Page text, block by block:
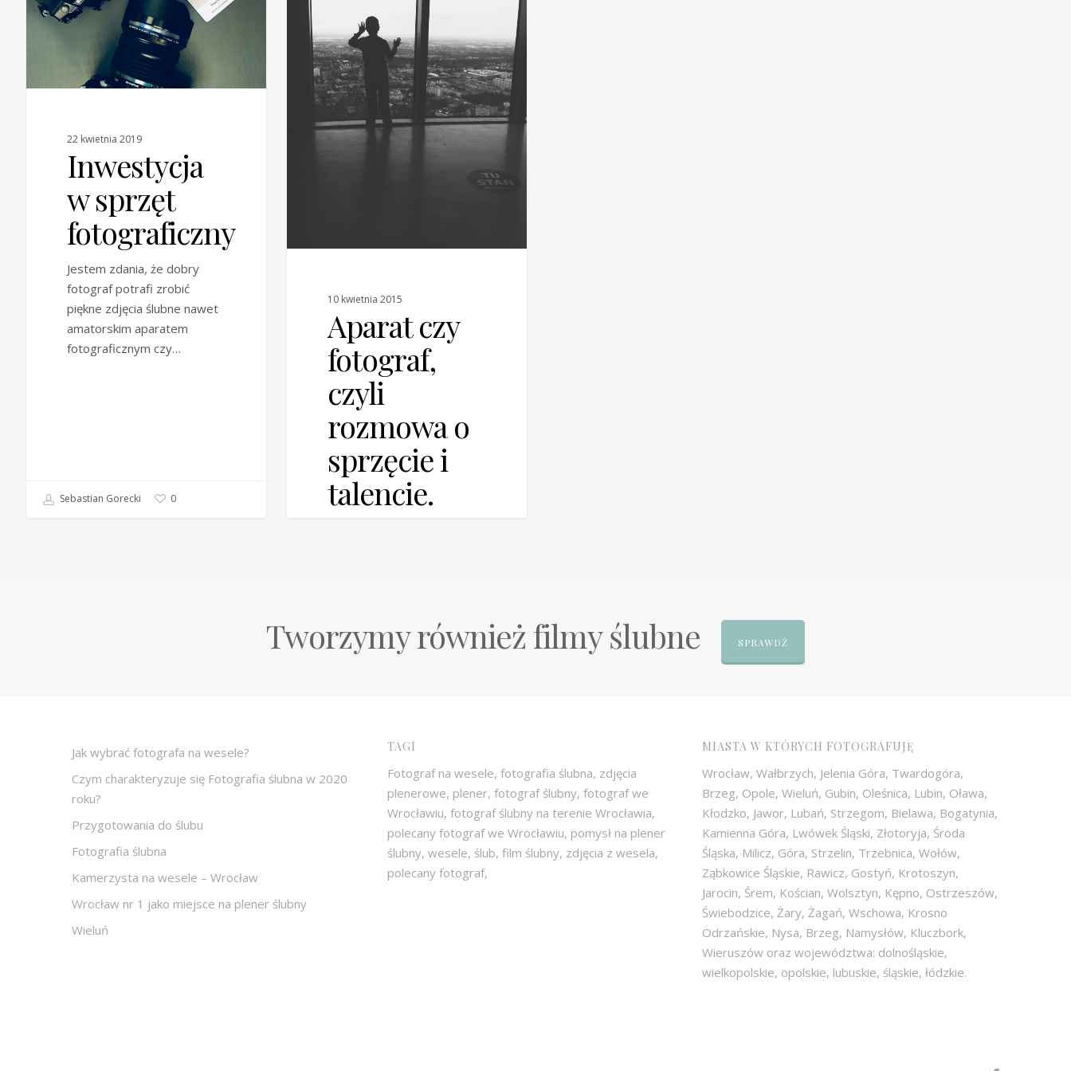
22 kwietnia 2019
Inwestycja
w sprzęt
fotograficzny
Jestem zdania, że dobry
fotograf potrafi zrobić
piękne zdjęcia ślubne nawet
amatorskim aparatem
fotograficznym czy…
Sebastian Gorecki 0
10 kwietnia 2015
Aparat czy
fotograf,
czyli
rozmowa o
sprzęcie i
talencie.
Sebastian Gorecki
Tworzymy również filmy ślubne SPRAWDŹ
Jak wybrać fotografa na wesele?
Czym charakteryzuje się Fotografia ślubna w 2020
roku?
Przygotowania do ślubu
Fotografia ślubna
Kamerzysta na wesele – Wrocław
Wrocław nr 1 jako miejsce na plener ślubny
Wieluń
TAGI
Fotograf na wesele, fotografia ślubna, zdjęcia
plenerowe, plener, fotograf ślubny, fotograf we
Wrocławiu, fotograf ślubny na terenie Wrocławia,
polecany fotograf we Wrocławiu, pomysł na plener
ślubny, wesele, ślub, film ślubny, zdjęcia z wesela,
polecany fotograf,
MIASTA W KTÓRYCH FOTOGRAFUJĘ
Wrocław, Wałbrzych, Jelenia Góra, Twardogóra,
Brzeg, Opole, Wieluń, Gubin, Oleśnica, Lubin, Oława,
Kłodzko, Jawor, Lubań, Strzegom, Bielawa, Bogatynia,
Kamienna Góra, Lwówek Śląski, Złotoryja, Środa
Śląska, Milicz, Góra, Strzelin, Trzebnica, Wołów,
Ząbkowice Śląskie, Rawicz, Gostyń, Krotoszyn,
Jarocin, Śrem, Kościan, Wolsztyn, Kępno, Ostrzeszów,
Świebodzice, Żary, Żagań, Wschowa, Krosno
Odrzańskie, Nysa, Brzeg, Namysłów, Kluczbork,
Wieruszów oraz województwa: dolnośląskie,
wielkopolskie, opolskie, lubuskie, śląskie, łódzkie.